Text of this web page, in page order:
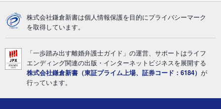
株式会社鎌倉新書は個人情報保護を目的にプライバシーマーク
を取得しています。
「一歩踏み出す離婚弁護士ガイド」の運営、サポートはライフ
エンディング関連の出版・インターネットビジネスを展開する
株式会社鎌倉新書（東証プライム上場、証券コード：6184） が
行っています。